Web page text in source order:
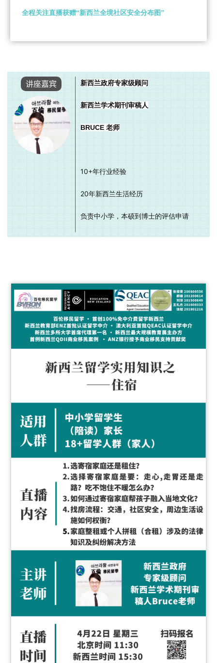
全程关注直播获赠“新西兰全境社区安全分布图”
讲座嘉宾 新西兰政府专家级顾问
新西兰学术期刊审稿人
BRUCE 老师
10+年行业经验
20年新西兰生活经历
负责中小学，本硕到博士的评估申请